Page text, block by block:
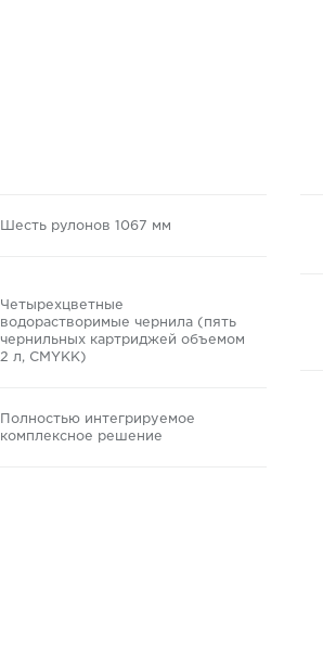
Шесть рулонов 1067 мм
Четырехцветные
водорастворимые чернила (пять
чернильных картриджей объемом
2 л, CMYKK)
Полностью интегрируемое
комплексное решение